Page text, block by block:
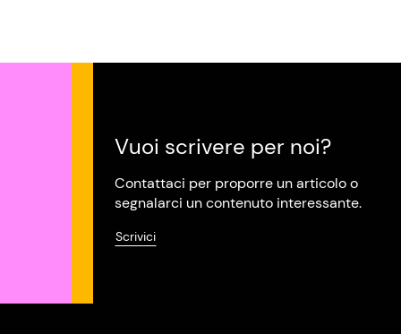
Vuoi scrivere per noi?
Contattaci per proporre un articolo o
segnalarci un contenuto interessante.
Scrivici